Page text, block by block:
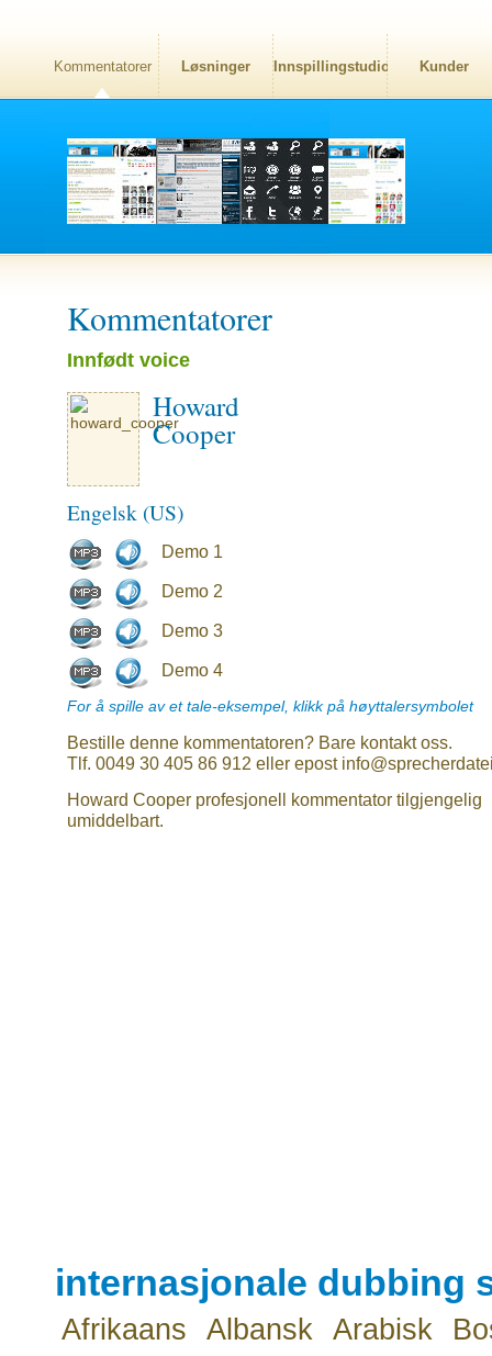
Kommentatorer Løsninger Innspillingstudio Kunder
Kommentatorer
Innfødt voice
Howard
Cooper
Engelsk (US)
Demo 1
Demo 2
Demo 3
Demo 4
For å spille av et tale-eksempel, klikk på høyttalersymbolet
Bestille denne kommentatoren? Bare kontakt oss.
Tlf. 0049 30 405 86 912 eller epost
Howard Cooper profesjonell kommentator tilgjengelig
umiddelbart.
internasjonale dubbing
Afrikaans Albansk Arabisk